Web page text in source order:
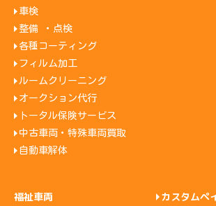
車検
整備 ・点検
各種コーティング
フィルム加工
ルームクリーニング
オークション代行
トータル保険サービス
中古車両・特殊車両買取
自動車解体
福祉車両 カスタムペ